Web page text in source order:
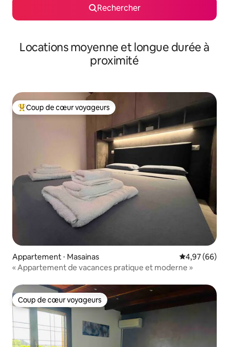
Rechercher
Locations moyenne et longue durée à
proximité
Coups de cœur voyageurs les plus appréciés
Coup de cœur voyageurs
Appartement ⋅ Masainas Évaluation
4,97 (66)
« Appartement de vacances pratique et moderne »
Coup de cœur voyageurs
Coup de cœur voyageurs